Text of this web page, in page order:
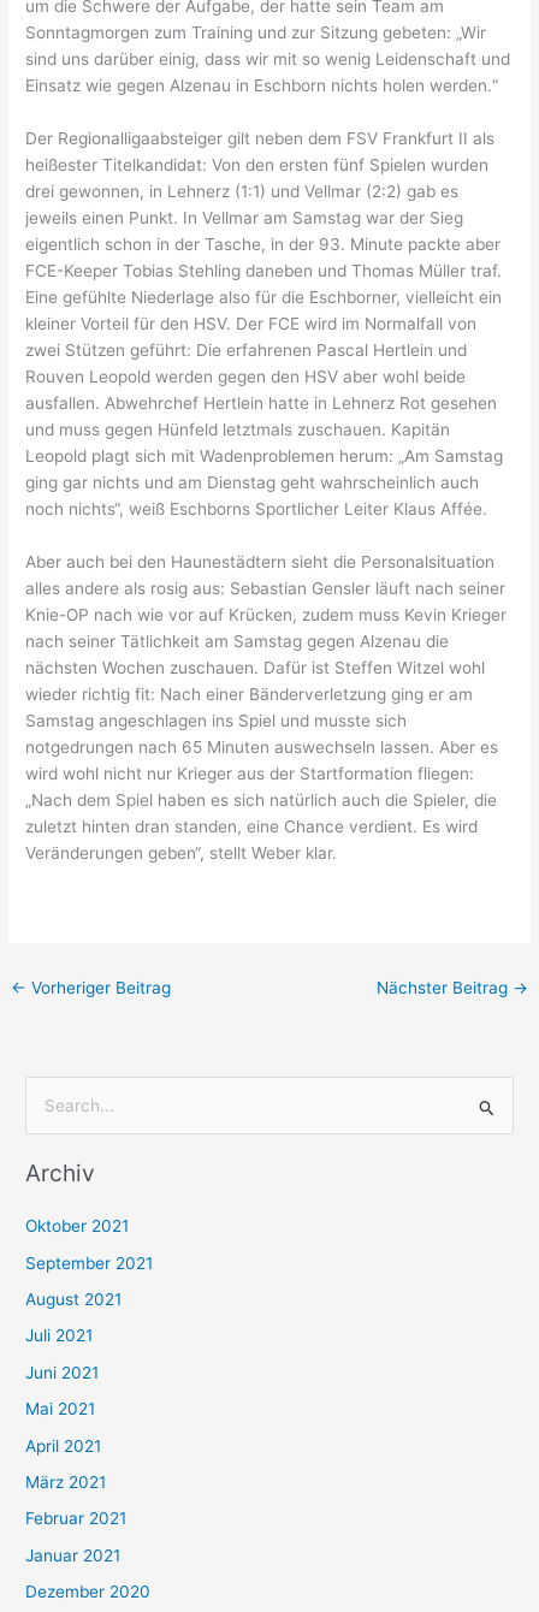
um die Schwere der Aufgabe, der hatte sein Team am
Sonntagmorgen zum Training und zur Sitzung gebeten: „Wir
sind uns darüber einig, dass wir mit so wenig Leidenschaft und
Einsatz wie gegen Alzenau in Eschborn nichts holen werden.“
Der Regionalligaabsteiger gilt neben dem FSV Frankfurt II als
heißester Titelkandidat: Von den ersten fünf Spielen wurden
drei gewonnen, in Lehnerz (1:1) und Vellmar (2:2) gab es
jeweils einen Punkt. In Vellmar am Samstag war der Sieg
eigentlich schon in der Tasche, in der 93. Minute packte aber
FCE-Keeper Tobias Stehling daneben und Thomas Müller traf.
Eine gefühlte Niederlage also für die Eschborner, vielleicht ein
kleiner Vorteil für den HSV. Der FCE wird im Normalfall von
zwei Stützen geführt: Die erfahrenen Pascal Hertlein und
Rouven Leopold werden gegen den HSV aber wohl beide
ausfallen. Abwehrchef Hertlein hatte in Lehnerz Rot gesehen
und muss gegen Hünfeld letztmals zuschauen. Kapitän
Leopold plagt sich mit Wadenproblemen herum: „Am Samstag
ging gar nichts und am Dienstag geht wahrscheinlich auch
noch nichts“, weiß Eschborns Sportlicher Leiter Klaus Affée.
Aber auch bei den Haunestädtern sieht die Personalsituation
alles andere als rosig aus: Sebastian Gensler läuft nach seiner
Knie-OP nach wie vor auf Krücken, zudem muss Kevin Krieger
nach seiner Tätlichkeit am Samstag gegen Alzenau die
nächsten Wochen zuschauen. Dafür ist Steffen Witzel wohl
wieder richtig fit: Nach einer Bänderverletzung ging er am
Samstag angeschlagen ins Spiel und musste sich
notgedrungen nach 65 Minuten auswechseln lassen. Aber es
wird wohl nicht nur Krieger aus der Startformation fliegen:
„Nach dem Spiel haben es sich natürlich auch die Spieler, die
zuletzt hinten dran standen, eine Chance verdient. Es wird
Veränderungen geben“, stellt Weber klar.
← Vorheriger Beitrag Nächster Beitrag →
c
n
n
a
c
h
:
Archiv
Oktober 2021
September 2021
August 2021
Juli 2021
Juni 2021
Mai 2021
April 2021
März 2021
Februar 2021
Januar 2021
Dezember 2020